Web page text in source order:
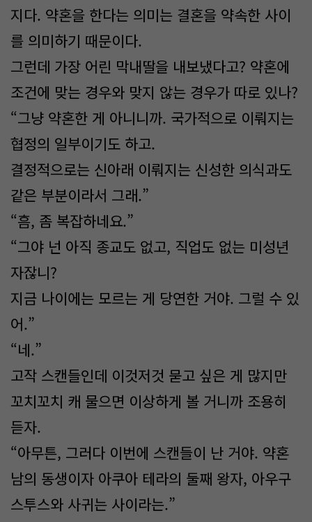
지다. 약혼을 한다는 의미는 결혼을 약속한 사이
를 의미하기 때문이다.
그런데 가장 어린 막내딸을 내보냈다고? 약혼에
조건에 맞는 경우와 맞지 않는 경우가 따로 있나?
“그냥 약혼한 게 아니니까. 국가적으로 이뤄지는
협정의 일부이기도 하고.
결정적으로는 신아래 이뤄지는 신성한 의식과도
같은 부분이라서 그래.”
“흠, 좀 복잡하네요.”
“그야 넌 아직 종교도 없고, 직업도 없는 미성년
자잖니?
지금 나이에는 모르는 게 당연한 거야. 그럴 수 있
어.”
“네.”
고작 스캔들인데 이것저것 묻고 싶은 게 많지만
꼬치꼬치 캐 물으면 이상하게 볼 거니까 조용히
듣자.
“아무튼, 그러다 이번에 스캔들이 난 거야. 약혼
남의 동생이자 아쿠아 테라의 둘째 왕자, 아우구
스투스와 사귀는 사이라는.”